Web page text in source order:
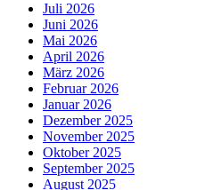
Juli 2026
Juni 2026
Mai 2026
April 2026
März 2026
Februar 2026
Januar 2026
Dezember 2025
November 2025
Oktober 2025
September 2025
August 2025